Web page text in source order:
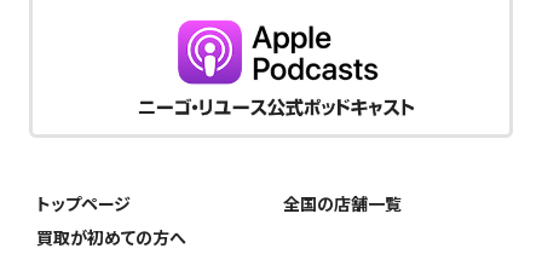
トップページ
買取が初めての方へ
全国の店舗一覧